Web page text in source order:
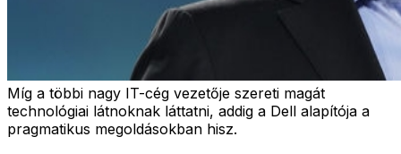
Míg a többi nagy IT-cég vezetője szereti magát
technológiai látnoknak láttatni, addig a Dell alapítója a
pragmatikus megoldásokban hisz.